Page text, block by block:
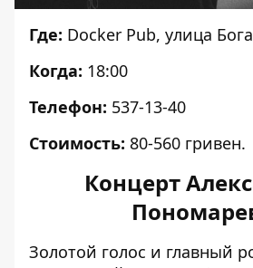
Где: Docker Pub, улица
Когда: 18:00
Телефон: 537-13-40
Стоимость: 80-560 гривен.
Концерт
Золотой голос и главный